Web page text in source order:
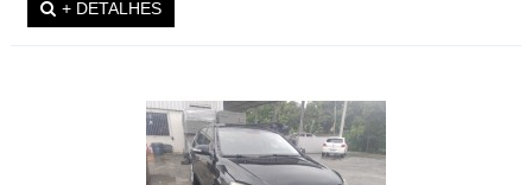
+ DETALHES